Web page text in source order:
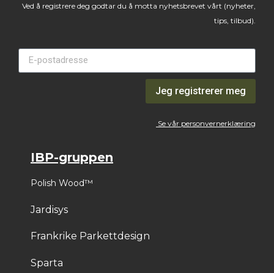
Ved å registrere deg godtar du å motta nyhetsbrevet vårt (nyheter,
tips, tilbud).
Jeg registrerer meg
Se vår personvernerklæring
IBP-gruppen
Polish Wood™
Jardisys
Frankrike Parkettdesign
Sparta